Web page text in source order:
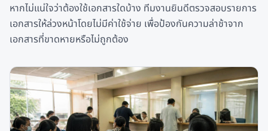
หากไม่แน่ใจว่าต้องใช้เอกสารใดบ้าง ทีมงานยินดีตรวจสอบรายการ
เอกสารให้ล่วงหน้าโดยไม่มีค่าใช้จ่าย เพื่อป้องกันความล่าช้าจาก
เอกสารที่ขาดหายหรือไม่ถูกต้อง